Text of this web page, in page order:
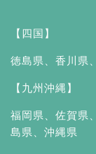
【四国】
徳島県 香川県
【九州沖縄】
福岡県 佐賀県
島県
沖縄県